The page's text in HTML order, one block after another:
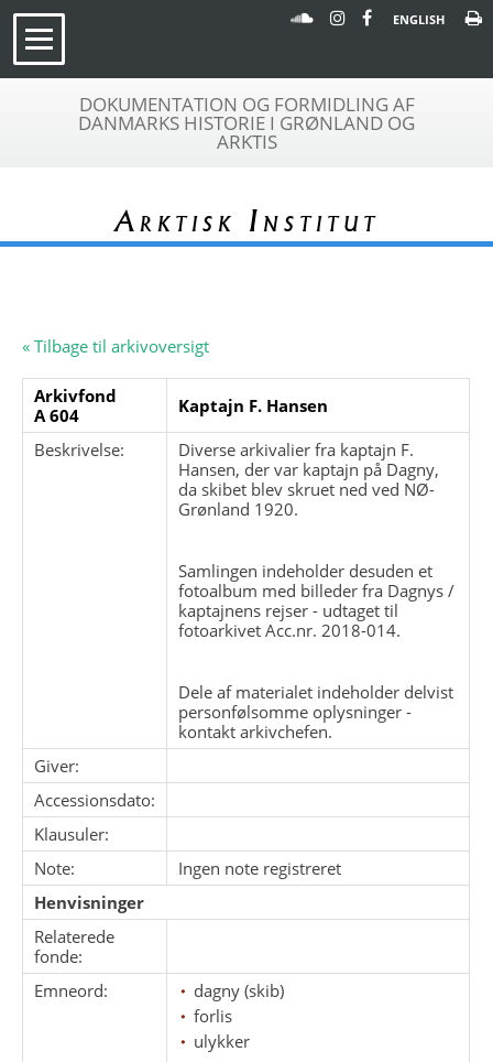
ENGLISH
DOKUMENTATION OG FORMIDLING AF
DANMARKS HISTORIE I GRØNLAND OG
ARKTIS
Arktisk Institut
« Tilbage til arkivoversigt
Arkivfond
A 604
Kaptajn F. Hansen
Beskrivelse:
Diverse arkivalier fra kaptajn F.
Hansen, der var kaptajn på Dagny,
da skibet blev skruet ned ved NØ-
Grønland 1920.
Samlingen indeholder desuden et
fotoalbum med billeder fra Dagnys /
kaptajnens rejser - udtaget til
fotoarkivet Acc.nr. 2018-014.
Dele af materialet indeholder delvist
personfølsomme oplysninger -
kontakt arkivchefen.
Giver:
Accessionsdato:
Klausuler:
Note:
Ingen note registreret
Henvisninger
Relaterede
fonde:
Emneord:
dagny (skib)
forlis
ulykker